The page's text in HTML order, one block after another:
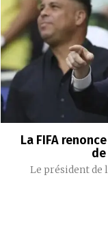
La FIFA
Le président de